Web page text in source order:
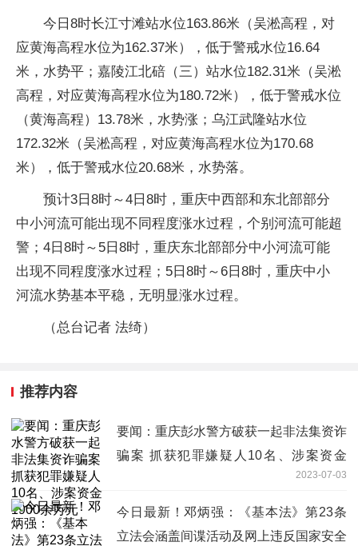
今日8时长江寸滩站水位163.86米（吴淞高程，对
应黄海高程水位为162.37米），低于警戒水位16.64
米，水势平；嘉陵江北碚（三）站水位182.31米（吴淞
高程，对应黄海高程水位为180.72米），低于警戒水位
（黄海高程）13.78米，水势涨；乌江武隆站水位
172.32米（吴淞高程，对应黄海高程水位为170.68
米），低于警戒水位20.68米，水势落。
预计3日8时～4日8时，重庆中西部和东北部部分
中小河流可能出现不同程度涨水过程，个别河流可能超
警；4日8时～5日8时，重庆东北部部分中小河流可能
出现不同程度涨水过程；5日8时～6日8时，重庆中小
河流水势基本平稳，无明显涨水过程。
（总台记者 法绮）
推荐内容
要闻：重庆彭水警方破获一起非法集资诈
骗案 抓获犯罪嫌疑人10名、涉案资金
2023-07-03
今日最新！邓炳强：《基本法》第23条
立法会涵盖间谍活动及网上违反国家安全